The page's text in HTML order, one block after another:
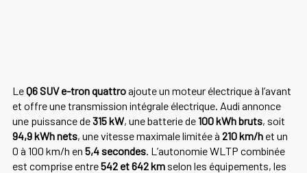
LeQ6 SUV e-tron quattroajoute un moteur électrique à l’avant
et offre une transmission intégrale électrique. Audi annonce
une puissance de315 kW, une batterie de100 kWh bruts, soit
94,9 kWh nets, une vitesse maximale limitée à 210 km/het un
0 à 100 km/h en 5,4 secondes. L’autonomie WLTP combinée
est comprise entre542 et 642 kmselon les équipements, les